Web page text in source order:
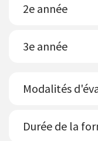
2e année
3e année
Modalités
Durée de la